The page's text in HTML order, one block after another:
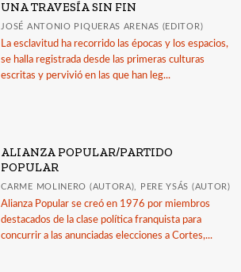
UNA TRAVESÍA SIN FIN
JOSÉ ANTONIO PIQUERAS ARENAS (EDITOR)
La esclavitud ha recorrido las épocas y los espacios,
se halla registrada desde las primeras culturas
escritas y pervivió en las que han leg...
ALIANZA POPULAR/PARTIDO
POPULAR
CARME MOLINERO (AUTORA), PERE YSÁS (AUTOR)
Alianza Popular se creó en 1976 por miembros
destacados de la clase política franquista para
concurrir a las anunciadas elecciones a Cortes,...